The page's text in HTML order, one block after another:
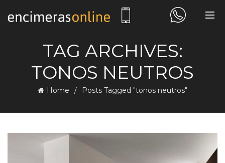
TAG ARCHIVES:
TONOS NEUTROS
Home Posts Tagged "tonos neutros"